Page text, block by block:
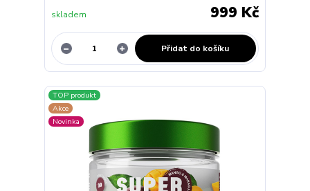
999 Kč
skladem
Přidat do košíku
TOP produkt
Akce
Novinka